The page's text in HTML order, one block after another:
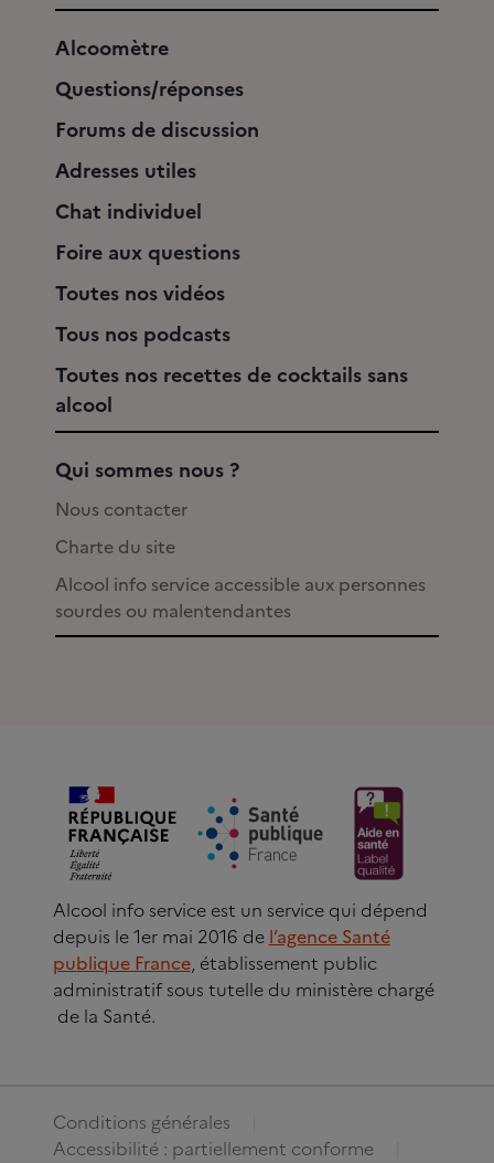
Alcoomètre
Questions/réponses
Forums de discussion
Adresses utiles
Chat individuel
Foire aux questions
Toutes nos vidéos
Tous nos podcasts
Toutes nos recettes de cocktails sans
alcool
Qui sommes nous ?
Nous contacter
Charte du site
Alcool info service accessible aux personnes
sourdes ou malentendantes
Alcool info service est un service qui dépend
depuis le 1er mai 2016 de l’agence Santé
publique France, établissement public
administratif sous tutelle du ministère chargé
de la Santé.
Conditions générales
Accessibilité : partiellement conforme